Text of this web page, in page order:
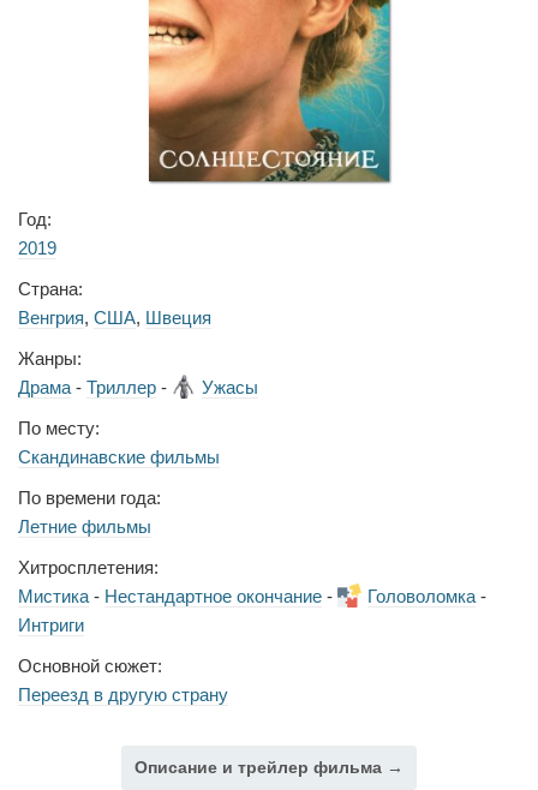
Год:
2019
Страна:
Венгрия, США, Швеция
Жанры:
Драма - Триллер -
Ужасы
По месту:
Скандинавские фильмы
По времени года:
Летние фильмы
Хитросплетения:
Мистика - Нестандартное окончание - Головоломка -
Интриги
Основной сюжет:
Переезд в другую страну
Описание и трейлер фильма →